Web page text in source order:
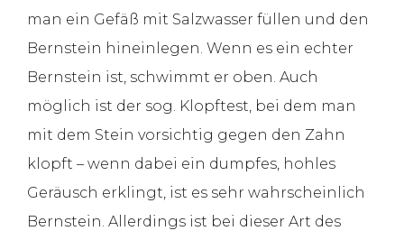
man ein Gefäß mit Salzwasser füllen und den
Bernstein hineinlegen. Wenn es ein echter
Bernstein ist, schwimmt er oben. Auch
möglich ist der sog. Klopftest, bei dem man
mit dem Stein vorsichtig gegen den Zahn
klopft – wenn dabei ein dumpfes, hohles
Geräusch erklingt, ist es sehr wahrscheinlich
Bernstein. Allerdings ist bei dieser Art des